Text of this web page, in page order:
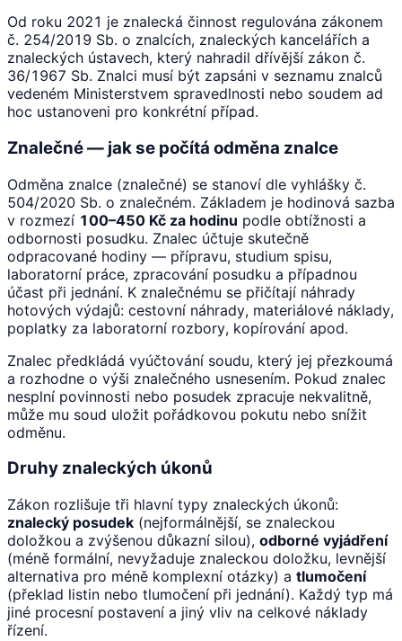
Od roku 2021 je znalecká činnost regulována zákonem
č. 254/2019 Sb. o znalcích, znaleckých kancelářích a
znaleckých ústavech, který nahradil dřívější zákon č.
36/1967 Sb. Znalci musí být zapsáni v seznamu znalců
vedeném Ministerstvem spravedlnosti nebo soudem ad
hoc ustanoveni pro konkrétní případ.
Znalečné — jak se počítá odměna znalce
Odměna znalce (znalečné) se stanoví dle vyhlášky č.
504/2020 Sb. o znalečném. Základem je hodinová sazba
v rozmezí 100–450 Kč za hodinu podle obtížnosti a
odbornosti posudku. Znalec účtuje skutečně
odpracované hodiny — přípravu, studium spisu,
laboratorní práce, zpracování posudku a případnou
účast při jednání. K znalečnému se přičítají náhrady
hotových výdajů: cestovní náhrady, materiálové náklady,
poplatky za laboratorní rozbory, kopírování apod.
Znalec předkládá vyúčtování soudu, který jej přezkoumá
a rozhodne o výši znalečného usnesením. Pokud znalec
nesplní povinnosti nebo posudek zpracuje nekvalitně,
může mu soud uložit pořádkovou pokutu nebo snížit
odměnu.
Druhy znaleckých úkonů
Zákon rozlišuje tři hlavní typy znaleckých úkonů:
znalecký posudek (nejformálnější, se znaleckou
doložkou a zvýšenou důkazní silou), odborné vyjádření
(méně formální, nevyžaduje znaleckou doložku, levnější
alternativa pro méně komplexní otázky) a tlumočení
(překlad listin nebo tlumočení při jednání). Každý typ má
jiné procesní postavení a jiný vliv na celkové náklady
řízení.